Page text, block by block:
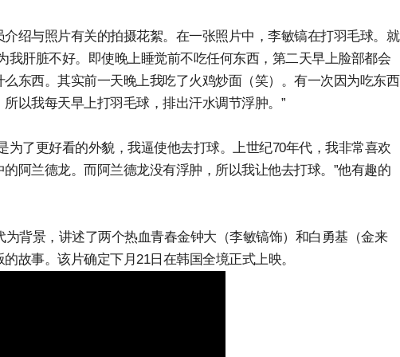
绍与照片有关的拍摄花絮。在一张照片中，李敏镐在打羽毛球。就
我肝脏不好。即使晚上睡觉前不吃任何东西，第二天早上脸部都会
东西。其实前一天晚上我吃了火鸡炒面（笑）。有一次因为吃东西
以我每天早上打羽毛球，排出汗水调节浮肿。”
为了更好看的外貌，我逼使他去打球。上世纪70年代，我非常喜欢
阿兰德龙。而阿兰德龙没有浮肿，所以我让他去打球。”他有趣的
为背景，讲述了两个热血青春金钟大（李敏镐饰）和白勇基（金来
故事。该片确定下月21日在韩国全境正式上映。